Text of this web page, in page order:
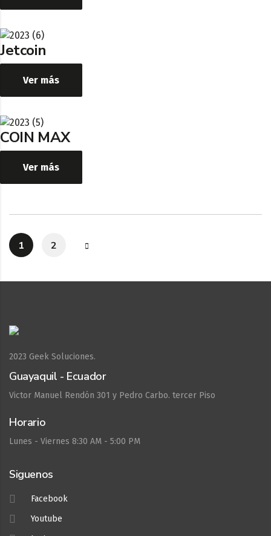
Jetcoin
Ver más
COIN MAX
Ver más
1 2
2023 Geek Soluciones.
Guayaquil - Ecuador
Victor Manuel Rendón 301 y Pedro Carbo. tercer Piso
Horario
Lunes - Viernes 8:30 AM - 5:00 PM
Siguenos
Facebook
Youtube